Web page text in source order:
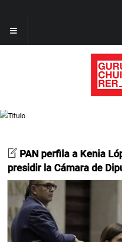
PAN perfila a Kenia
presidir la Cámara de